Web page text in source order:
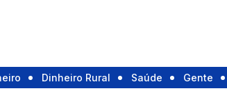
Dinheiro Rural Saúde Gente